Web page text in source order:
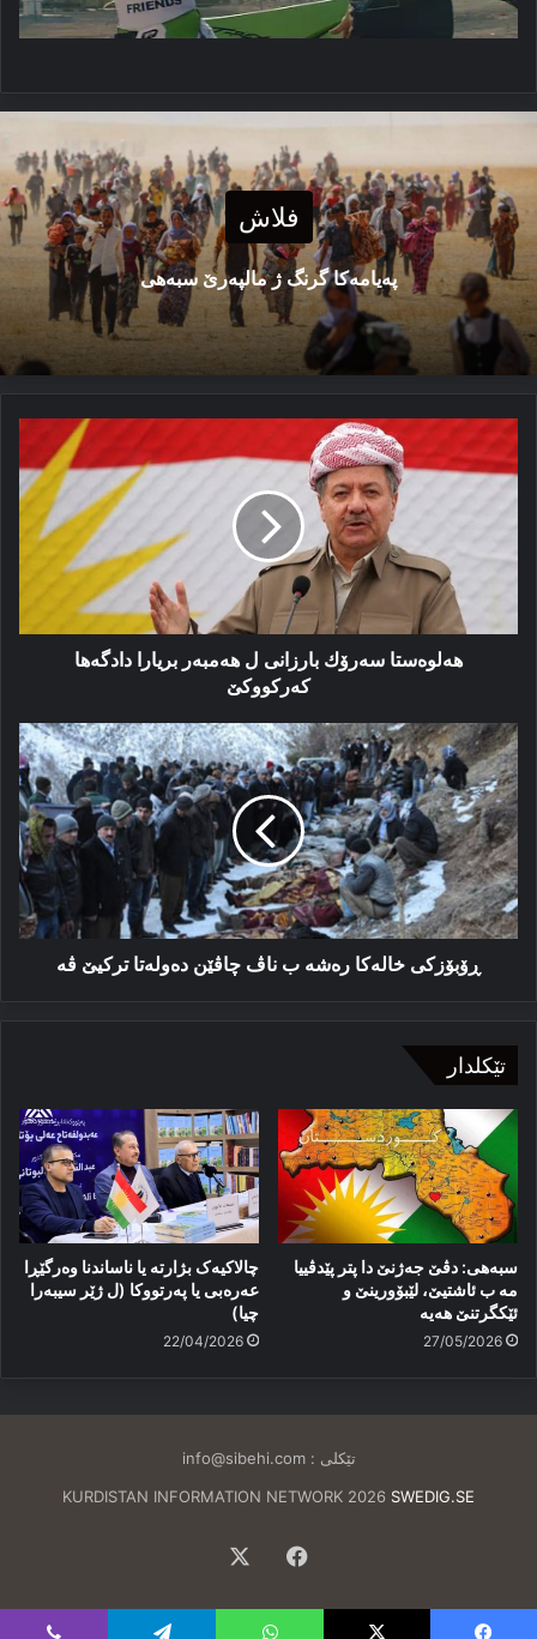
فلاش
پەیامەكا گرنگ ژ مالپەرێ سبەهی
ھەلوەستا
سەرۆك
بارزانی
ل
ھەمبەر
بریارا
دادگەھا
كەركووكێ
ھەلوەستا سەرۆك بارزانی ل ھەمبەر بریارا دادگەھا
كەركووكێ
ڕۆبۆزكی
خالەكا
رەشە
ب
ناڤ
چاڤێن
دەولەتا
تركیێ
ڤە
ڕۆبۆزكی خالەكا رەشە ب ناڤ چاڤێن دەولەتا تركیێ ڤە
تێکلدار
سبەهی: دڤێ جەژنێ دا پتر پێدڤییا
مە ب ئاشتیێ، لێبۆورینێ و
ئێكگرتنێ هەیە
27/05/2026
چالاکیەک بژارتە یا ناساندنا وەرگێڕا
عەرەبی یا پەرتووکا (ل ژێر سیبەرا
چیا)
22/04/2026
تێکلی :info@sibehi.com
KURDISTAN INFORMATION NETWORK 2026 SWEDIG.SE
Facebook